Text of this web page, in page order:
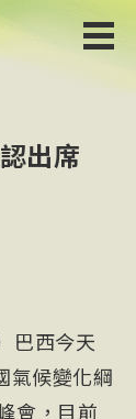
出席
巴西今天
氣候變化綱
會，目前